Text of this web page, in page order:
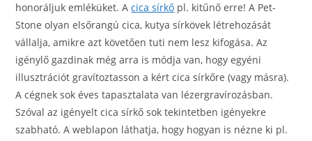
honoráljuk emléküket. Acica sírkő pl. kitűnő erre! A Pet-
Stone olyan elsőrangú cica, kutya sírkövek létrehozását
vállalja, amikre azt követően tuti nem lesz kifogása. Az
igénylő gazdinak még arra is módja van, hogy egyéni
illusztrációt gravítoztasson a kért cica sírkőre (vagy másra).
A cégnek sok éves tapasztalata van lézergravírozásban.
Szóval az igényelt cica sírkő sok tekintetben igényekre
szabható. A weblapon láthatja, hogy hogyan is nézne ki pl.